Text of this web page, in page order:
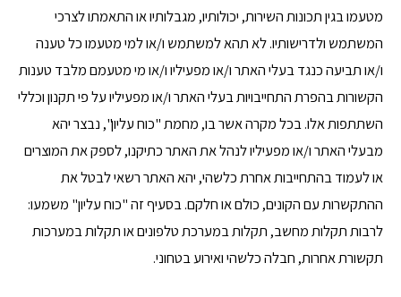
מטעמו בגין תכונות השירות, יכולותיו, מגבלותיו או התאמתו לצרכי
המשתמש ולדרישותיו. לא תהא למשתמש ו/או למי מטעמו כל טענה
ו/או תביעה כנגד בעלי האתר ו/או מפעיליו ו/או מי מטעמם מלבד טענות
הקשורות בהפרת התחייבויות בעלי האתר ו/או מפעיליו על פי תקנון וכללי
השתתפות אלו. בכל מקרה אשר בו, מחמת "כוח עליון", נבצר יהא
מבעלי האתר ו/או מפעיליו לנהל את האתר כתיקנו, לספק את המוצרים
או לעמוד בהתחייבות אחרת כלשהי, יהא האתר רשאי לבטל את
ההתקשרות עם הקונים, כולם או חלקם. בסעיף זה "כוח עליון" משמעו:
לרבות תקלות מחשב, תקלות במערכת טלפונים או תקלות במערכות
תקשורת אחרות, חבלה כלשהי ואירוע בטחוני.